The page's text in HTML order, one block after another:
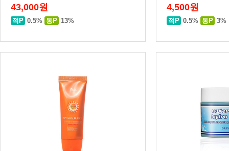
43,000원
적P 0.5% 통P 13%
4,500원
적P 0.5% 통P 3%